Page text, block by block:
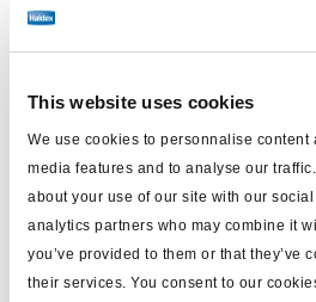
This website uses cookies
We use cookies to personnalise content
media features and to analyse our
about your use of our site with our
analytics partners who may combine it
you’ve provided to them or that they’ve
their services. You consent to our